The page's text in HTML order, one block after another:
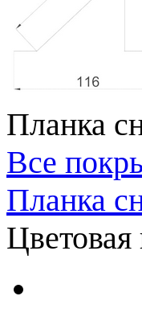
Планка
Все
Планка
Цветовая